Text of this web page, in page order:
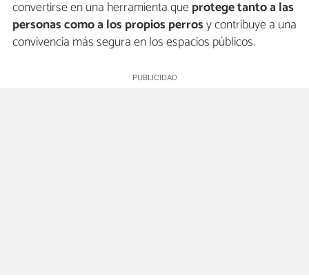
convertirse en una herramienta queprotege tanto a las
personas como a los propios perrosy contribuye a una
convivencia más segura en los espacios públicos.